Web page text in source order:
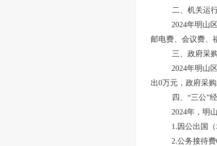
二、机关运
2024年明山
邮电费、会议费、
三、政府采
2024年明山
出0万元，政府采
四、“三公”
2024年，明
1.因公出国
2.公务接待